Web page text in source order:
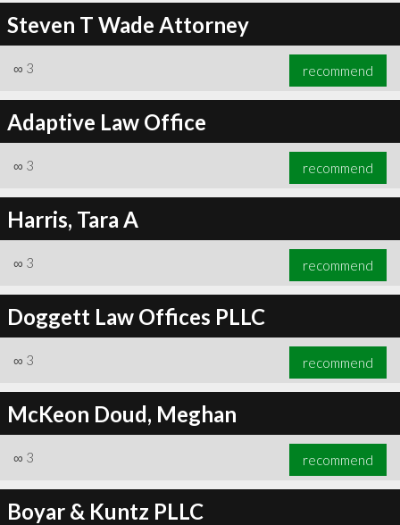
Steven T Wade Attorney
∞ 3 recommend
Adaptive Law Office
∞ 3 recommend
Harris, Tara A
∞ 3 recommend
Doggett Law Offices PLLC
∞ 3 recommend
McKeon Doud, Meghan
∞ 3 recommend
Boyar & Kuntz PLLC